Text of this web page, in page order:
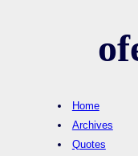
Home
Archives
Quotes